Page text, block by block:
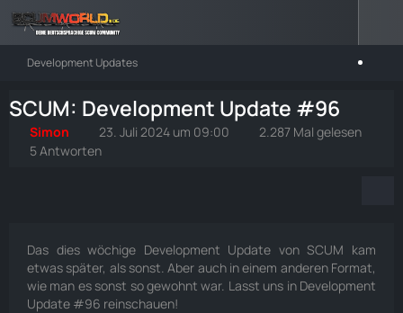
Development Updates
SCUM: Development Update #96
Simon 23. Juli 2024 um 09:00
2.287 Mal gelesen
5 Antworten
Das dies wöchige Development Update von SCUM kam
etwas später, als sonst. Aber auch in einem anderen Format,
wie man es sonst so gewohnt war. Lasst uns in Development
Update #96 reinschauen!